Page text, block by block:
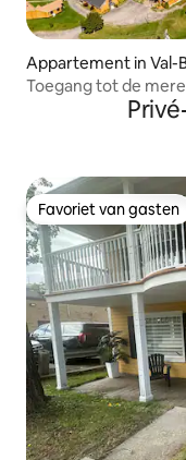
Appartement in Val-
Toegang tot de
Favoriet van gasten
Favoriet van gasten